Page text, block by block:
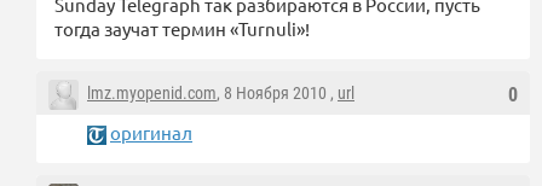
тогда заучат термин «Turnuli»!
0
lmz.myopenid.com, 8 Ноября 2010 , url
оригинал